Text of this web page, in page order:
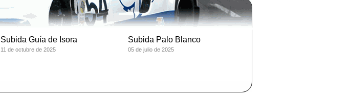
Subida Guía de Isora
11 de octubre de 2025
Subida Palo Blanco
05 de julio de 2025